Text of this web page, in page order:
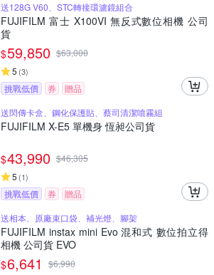
送128G V60、STC轉接環濾鏡組合
FUJIFILM 富士 X100VI 無反式數位相機 公司
貨
$59,850 $63,000
5 (3)
挑戰低價 券
贈品
送閃傳卡盒、鋼化保護貼、蔡司清潔噴霧組
FUJIFILM X-E5 單機身 恆昶公司貨
$43,990 $46,305
5 (1)
挑戰低價 券
贈品
送相本、原廠束口袋、補光燈、腳架
FUJIFILM instax mini Evo 混和式 數位拍立得
相機 公司貨 EVO
$6,641 $6,990